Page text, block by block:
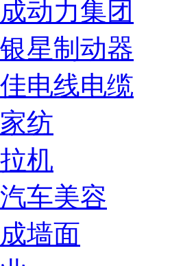
动力集团
星制动器
电线电缆
纺
机
车美容
墙面